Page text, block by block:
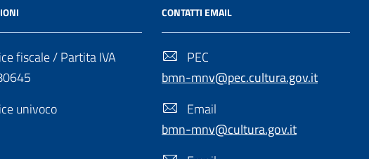
fiscale / Partita IVA
univoco
CONTATTI EMAIL
PEC
bmn-mnv@pec.cultura.gov.it
Email
bmn-mnv@cultura.gov.it